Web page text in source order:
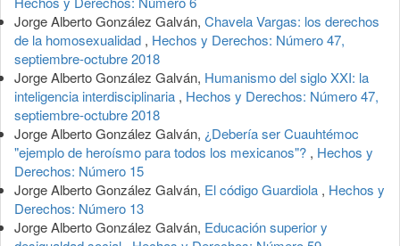
Jorge Alberto González Galván, Chavela Vargas: los derechos
de la homosexualidad , Hechos y Derechos: Número 47,
septiembre-octubre 2018
Jorge Alberto González Galván, Humanismo del siglo XXI: la
inteligencia interdisciplinaria , Hechos y Derechos: Número 47,
septiembre-octubre 2018
Jorge Alberto González Galván, ¿Debería ser Cuauhtémoc
"ejemplo de heroísmo para todos los mexicanos"? , Hechos y
Derechos: Número 15
Jorge Alberto González Galván, El código Guardiola , Hechos y
Derechos: Número 13
Jorge Alberto González Galván, Educación superior y